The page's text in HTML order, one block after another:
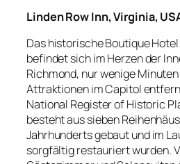
Linden Row Inn, Virginia,
Das historische Boutique
befindet sich im Herzen der
Richmond, nur wenige
Attraktionen im Capitol
National Register of Historic
besteht aus sieben
Jahrhunderts gebaut und im
sorgfältig restauriert wurden.